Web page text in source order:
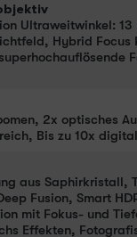
Ultra­weit­winkel:
Hybrid Focus
2x optisches
Bis zu 10x
aus Saphirkristall,
Fusion, Smart
mit Fokus- und
Effekten,